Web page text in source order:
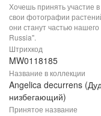
Хочешь принять участие
свои фотографии
они станут частью
Russia".
Штрихкод
MW0118185
Название в коллекции
Angelica decurrens
низбегающий)
Принятое название